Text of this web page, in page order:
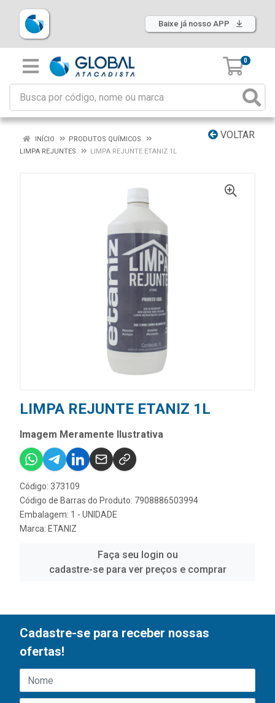
Baixe já nosso APP
0
VOLTAR
INÍCIO
PRODUTOS QUÍMICOS
LIMPA REJUNTES
LIMPA REJUNTE ETANIZ 1L
LIMPA REJUNTE ETANIZ 1L
Imagem Meramente Ilustrativa
Código: 373109
Código de Barras do Produto: 7908886503994
Embalagem: 1 - UNIDADE
Marca: ETANIZ
Faça seu login ou
cadastre-se para ver preços e comprar
Cadastre-se para receber nossas
ofertas!